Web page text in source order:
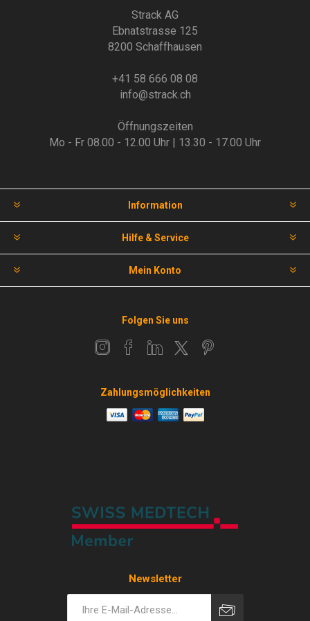
Strack AG
Ebnatstrasse 125
8200 Schaffhausen
+41 58 666 08 08
info@strack.ch
Öffnungszeiten
Mo - Fr 08.00 - 12.00 Uhr | 13.30 - 17.00 Uhr
Information
Hilfe & Service
Mein Konto
Folgen Sie uns
Zahlungsmöglichkeiten
Newsletter